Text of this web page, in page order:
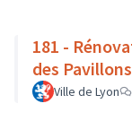
181 -
des Pavillons
Ville de Lyon